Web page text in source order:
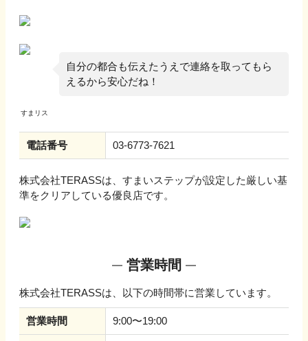
自分の都合も伝えたうえで連絡を取ってもら
えるから安心だね！
電話番号 03-6773-7621
株式会社TERASSは、すまいステップが設定した厳しい基
準をクリアしている優良店です。
営業時間
株式会社TERASSは、以下の時間帯に営業しています。
営業時間 9:00〜19:00